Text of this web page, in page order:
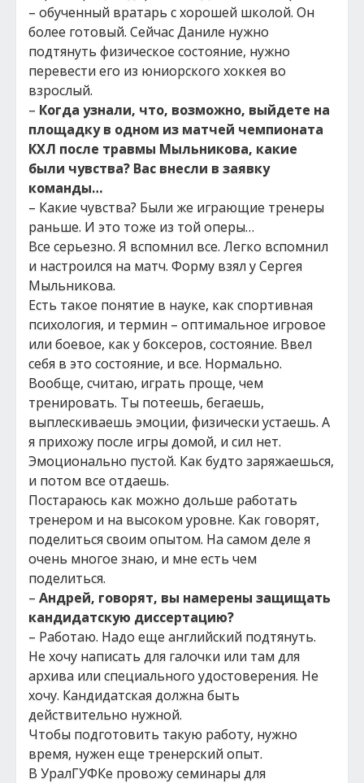
– обученный вратарь с хорошей школой. Он
более готовый. Сейчас Даниле нужно
подтянуть физическое состояние, нужно
перевести его из юниорского хоккея во
взрослый.
– Когда узнали, что, возможно, выйдете на
площадку в одном из матчей чемпионата
КХЛ после травмы Мыльникова, какие
были чувства? Вас внесли в заявку
команды…
– Какие чувства? Были же играющие тренеры
раньше. И это тоже из той оперы…
Все серьезно. Я вспомнил все. Легко вспомнил
и настроился на матч. Форму взял у Сергея
Мыльникова.
Есть такое понятие в науке, как спортивная
психология, и термин – оптимальное игровое
или боевое, как у боксеров, состояние. Ввел
себя в это состояние, и все. Нормально.
Вообще, считаю, играть проще, чем
тренировать. Ты потеешь, бегаешь,
выплескиваешь эмоции, физически устаешь. А
я прихожу после игры домой, и сил нет.
Эмоционально пустой. Как будто заряжаешься,
и потом все отдаешь.
Постараюсь как можно дольше работать
тренером и на высоком уровне. Как говорят,
поделиться своим опытом. На самом деле я
очень многое знаю, и мне есть чем
поделиться.
– Андрей, говорят, вы намерены защищать
кандидатскую диссертацию?
– Работаю. Надо еще английский подтянуть.
Не хочу написать для галочки или там для
архива или специального удостоверения. Не
хочу. Кандидатская должна быть
действительно нужной.
Чтобы подготовить такую работу, нужно
время, нужен еще тренерский опыт.
В УралГУФКе провожу семинары для